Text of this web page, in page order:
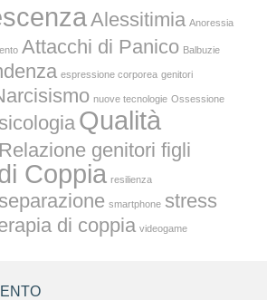
Alessitimia Anoressia
Attacchi di Panico Balbuzie
espressione corporea genitori
nuove tecnologie Ossessione
Qualità
Relazione genitori figli
Coppia resilienza
separazione smartphone stress
di coppia videogame